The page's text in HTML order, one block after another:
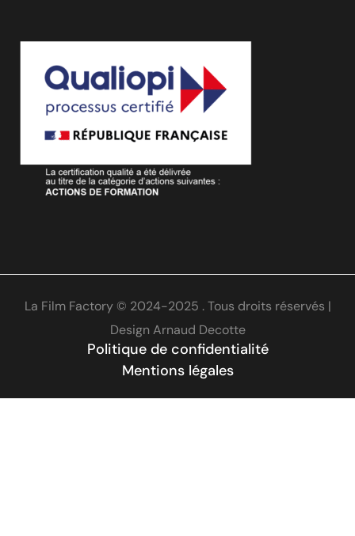
La Film Factory © 2024-2025 . Tous droits réservés |
Design Arnaud Decotte
Politique de confidentialité
Mentions légales